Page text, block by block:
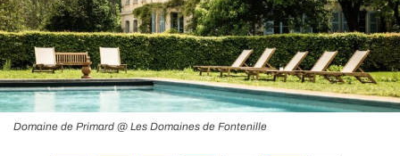
Domaine de Primard @ Les Domaines de Fontenille